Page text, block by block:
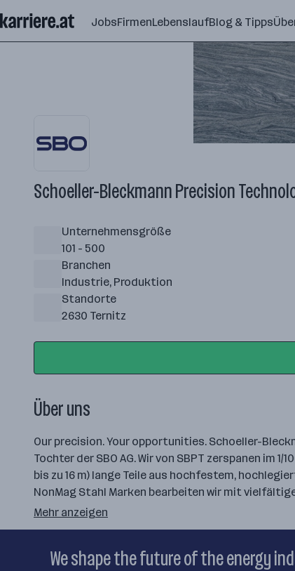
Seiteninhalt
springen
JobsFirmenLebenslaufBlog & Tipps
Schoeller-Bleckmann Precision
Unternehmensgröße
101 - 500
Branchen
Industrie, Produktion
Standorte
2630 Ternitz
Über uns
Our precision. Your opportunities. Schoeller-
Tochter der SBO AG. Wir von SBPT zerspanen im
bis zu 16 m) lange Teile aus hochfestem,
NonMag Stahl Marken bearbeiten wir mit
Mehr anzeigen
We shape the future of the energy